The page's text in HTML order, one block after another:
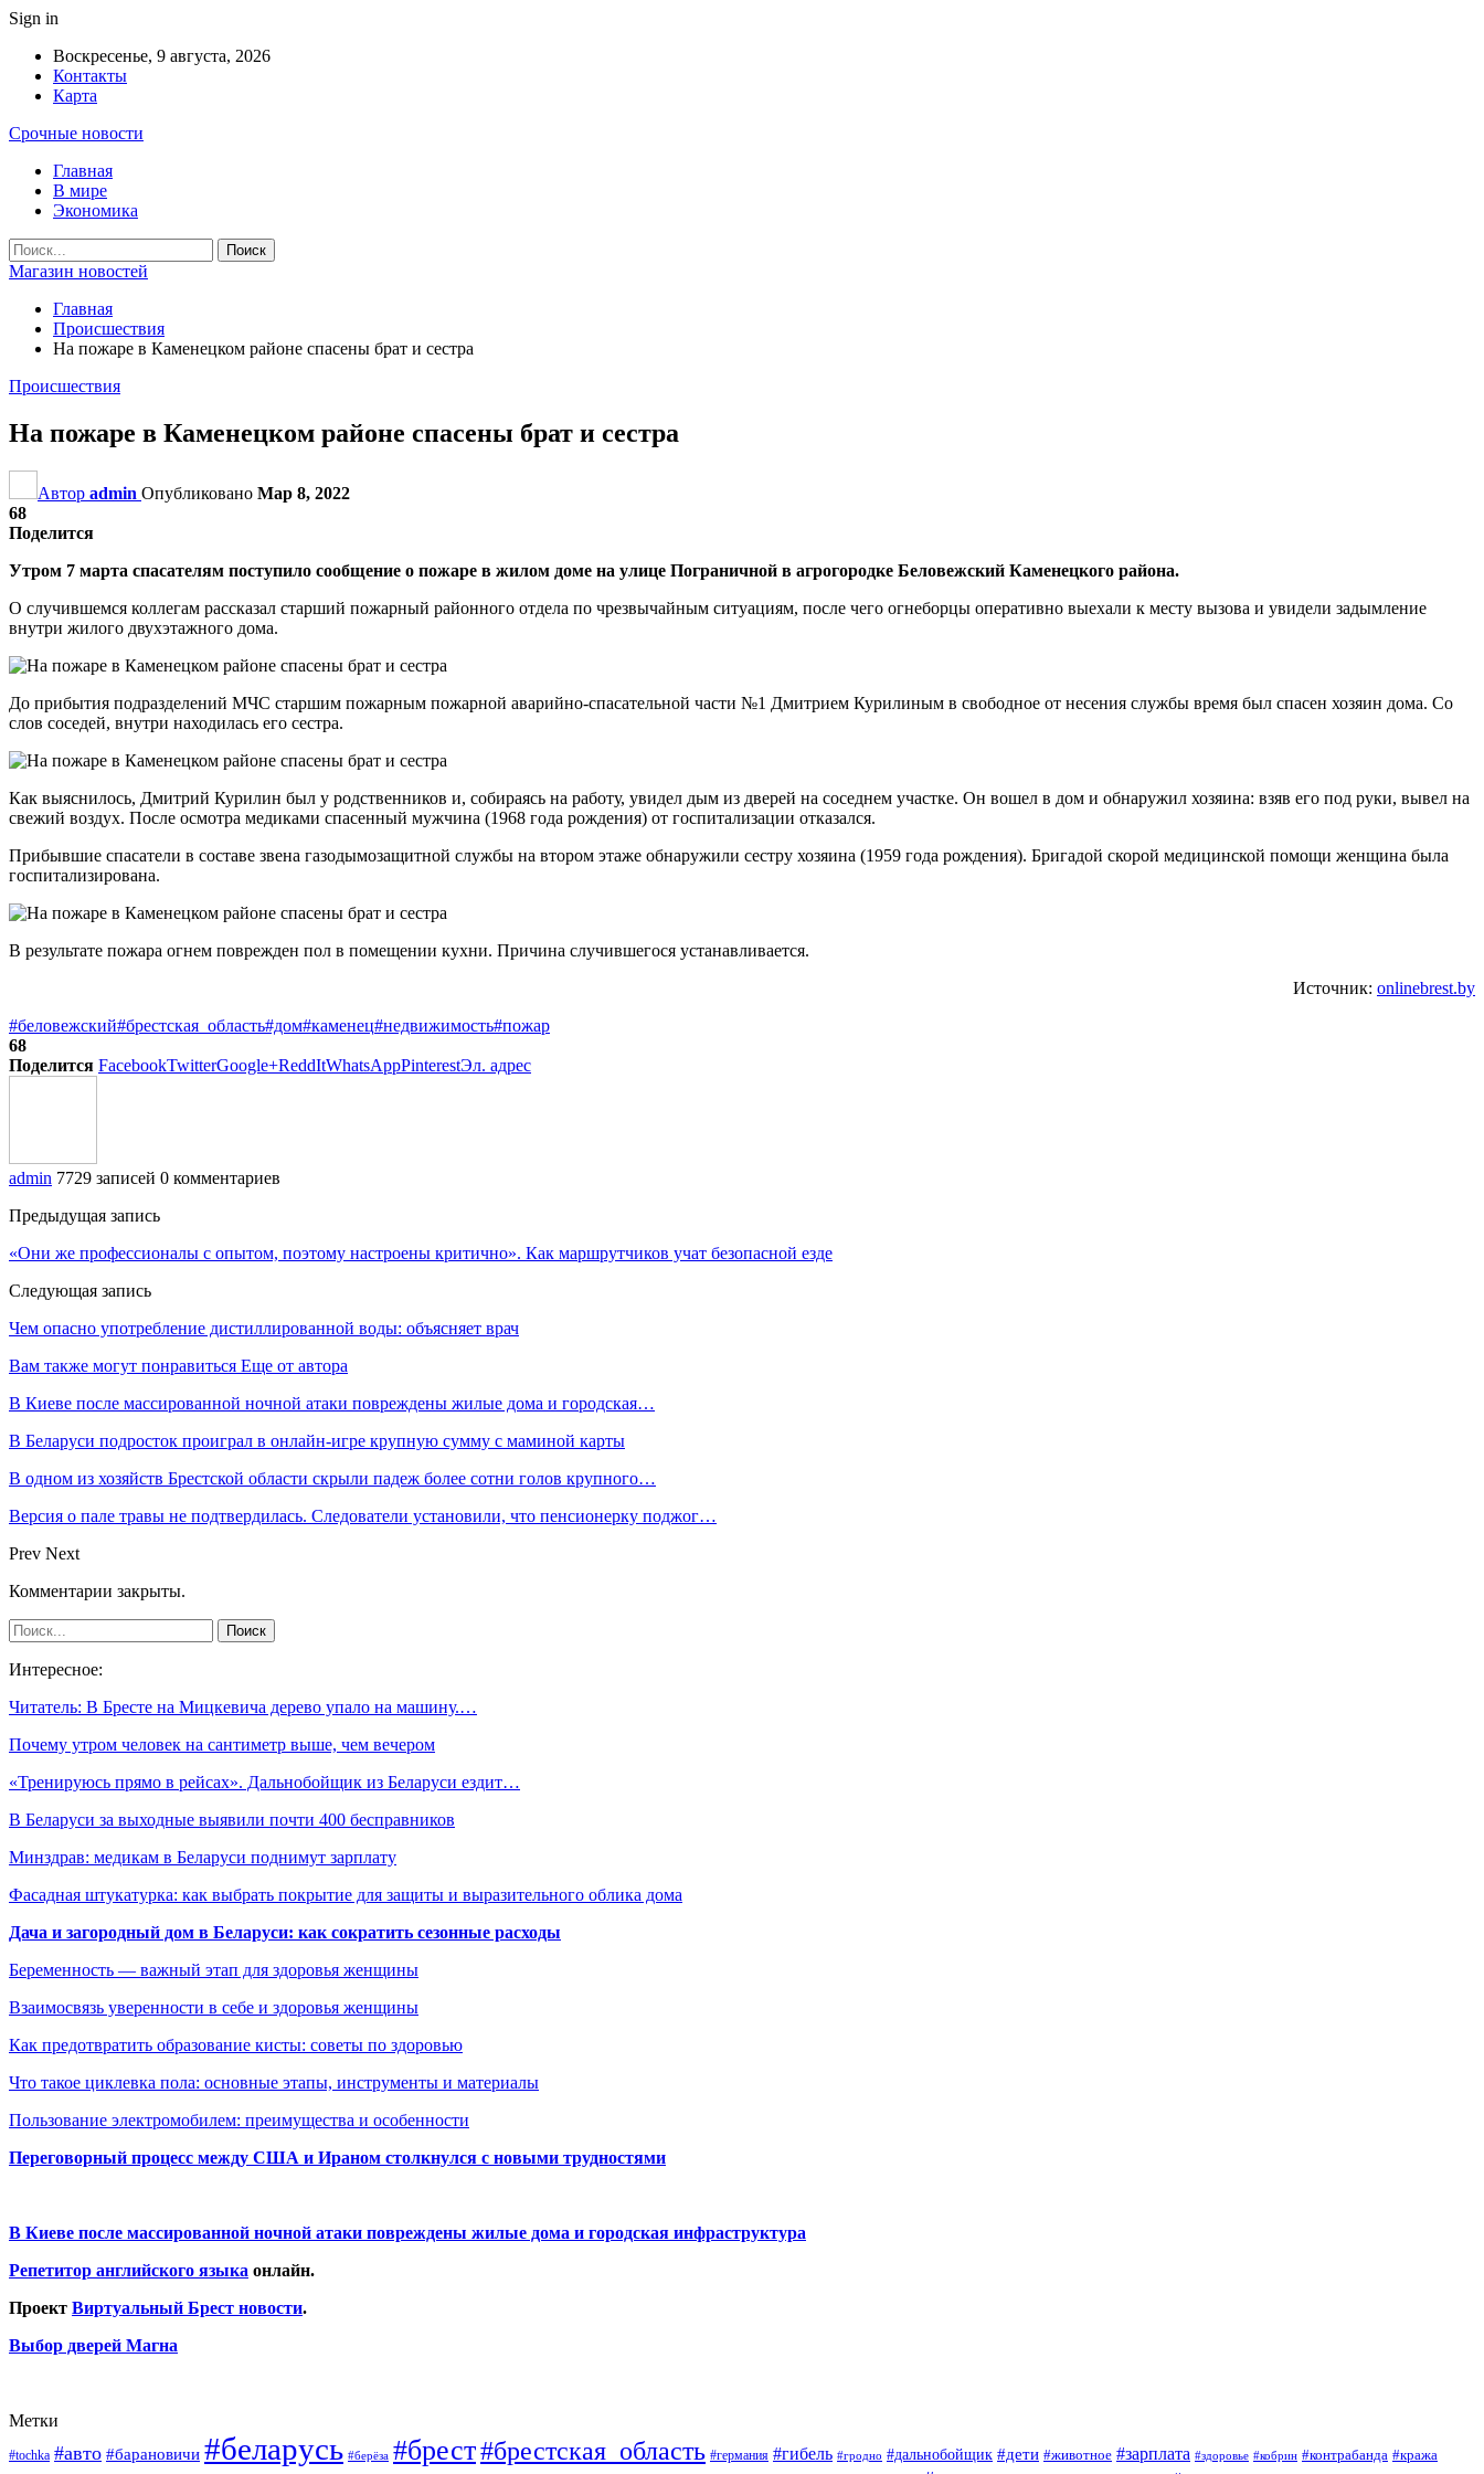
Sign in
Воскресенье, 9 августа, 2026
Контакты
Карта
Срочные новости
Главная
В мире
Экономика
Магазин новостей
Главная
Происшествия
На пожаре в Каменецком районе спасены брат и сестра
Происшествия
На пожаре в Каменецком районе спасены брат и сестра
Автор admin Опубликовано Мар 8, 2022
68
Поделится
Утром 7 марта спасателям поступило сообщение о пожаре в жилом доме на улице Пограничной в агрогородке Беловежский Каменецкого района.
О случившемся коллегам рассказал старший пожарный районного отдела по чрезвычайным ситуациям, после чего огнеборцы оперативно выехали к месту вызова и увидели задымление
внутри жилого двухэтажного дома.
До прибытия подразделений МЧС старшим пожарным пожарной аварийно-спасательной части №1 Дмитрием Курилиным в свободное от несения службы время был спасен хозяин дома. Со
слов соседей, внутри находилась его сестра.
Как выяснилось, Дмитрий Курилин был у родственников и, собираясь на работу, увидел дым из дверей на соседнем участке. Он вошел в дом и обнаружил хозяина: взяв его под руки, вывел на
свежий воздух. После осмотра медиками спасенный мужчина (1968 года рождения) от госпитализации отказался.
Прибывшие спасатели в составе звена газодымозащитной службы на втором этаже обнаружили сестру хозяина (1959 года рождения). Бригадой скорой медицинской помощи женщина была
госпитализирована.
В результате пожара огнем поврежден пол в помещении кухни. Причина случившегося устанавливается.
Источник: onlinebrest.by
#беловежский#брестская_область#дом#каменец#недвижимость#пожар
68
Поделится FacebookTwitterGoogle+ReddItWhatsAppPinterestЭл. адрес
admin 7729 записей 0 комментариев
Предыдущая запись
«Они же профессионалы с опытом, поэтому настроены критично». Как маршрутчиков учат безопасной езде
Следующая запись
Чем опасно употребление дистиллированной воды: объясняет врач
Вам также могут понравиться Еще от автора
В Киеве после массированной ночной атаки повреждены жилые дома и городская…
В Беларуси подросток проиграл в онлайн-игре крупную сумму с маминой карты
В одном из хозяйств Брестской области скрыли падеж более сотни голов крупного…
Версия о пале травы не подтвердилась. Следователи установили, что пенсионерку поджог…
Prev Next
Комментарии закрыты.
Интересное:
Читатель: В Бресте на Мицкевича дерево упало на машину.…
Почему утром человек на сантиметр выше, чем вечером
«Тренируюсь прямо в рейсах». Дальнобойщик из Беларуси ездит…
В Беларуси за выходные выявили почти 400 бесправников
Минздрав: медикам в Беларуси поднимут зарплату
Фасадная штукатурка: как выбрать покрытие для защиты и выразительного облика дома
Дача и загородный дом в Беларуси: как сократить сезонные расходы
Беременность — важный этап для здоровья женщины
Взаимосвязь уверенности в себе и здоровья женщины
Как предотвратить образование кисты: советы по здоровью
Что такое циклевка пола: основные этапы, инструменты и материалы
Пользование электромобилем: преимущества и особенности
Переговорный процесс между США и Ираном столкнулся с новыми трудностями
В Киеве после массированной ночной атаки повреждены жилые дома и городская инфраструктура
Репетитор английского языка онлайн.
Проект Виртуальный Брест новости.
Выбор дверей Магна
Метки
#tochka #авто #барановичи #беларусь #берёза #брест#брестская_область #германия #гибель #гродно #дальнобойщик #дети #животное #зарплата #здоровье #кобрин #контрабанда #кража